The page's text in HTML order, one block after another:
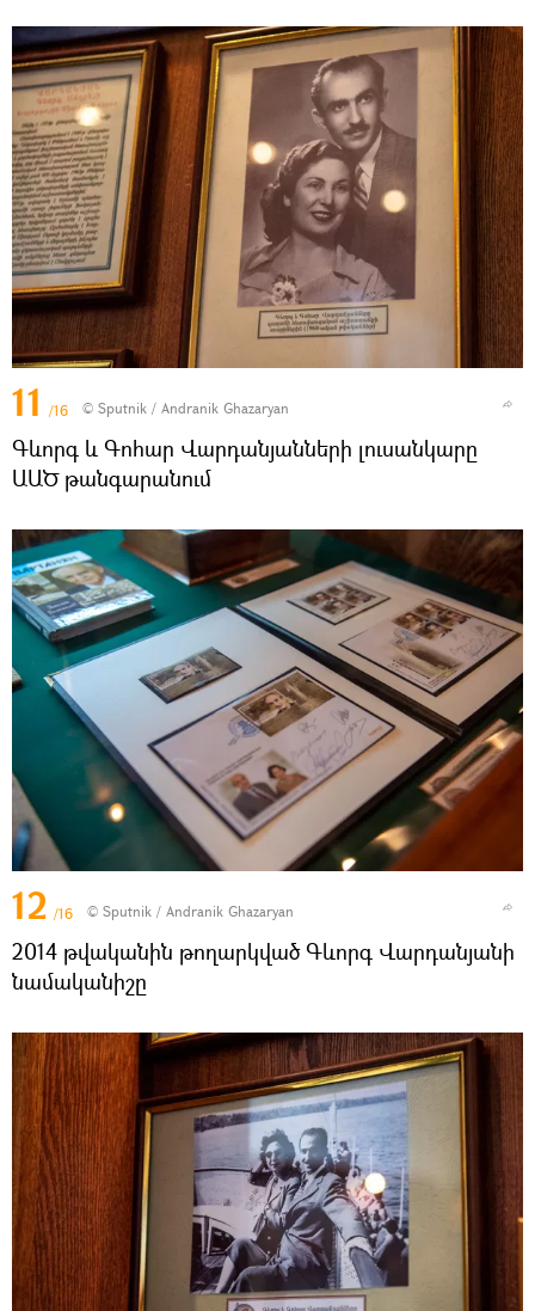
11 /16 © Sputnik / Andranik Ghazaryan
Գևորգ և Գոհար Վարդանյանների լուսանկարը
ԱԱԾ թանգարանում
12 /16 © Sputnik / Andranik Ghazaryan
2014 թվականին թողարկված Գևորգ Վարդանյանի
նամականիշը